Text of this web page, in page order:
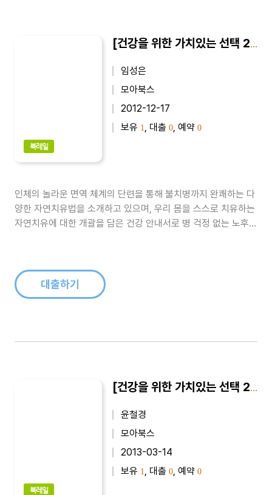
북레일
[건강을 위한 가치있는 선택 23] 자연치유, 내 몸을 살린다
임성은
모아북스
2012-12-17
보유 1 , 대출 0 , 예약 0
인체의 놀라운 면역 체계의 단련을 통해 불치병까지 완쾌하는 다
양한 자연치유법을 소개하고 있으며, 우리 몸을 스스로 치유하는
자연치유에 대한 개괄을 담은 건강 안내서로 병 걱정 없는 노후를
나아가 병 치료제..
대출하기
북레일
[건강을 위한 가치있는 선택 24] 이소플라본, 내 몸을 살린다
윤철경
모아북스
2013-03-14
보유 1 , 대출 0 , 예약 0